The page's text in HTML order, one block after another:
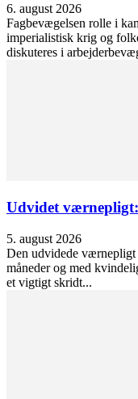
6. august 2026
Fagbevægelsen rolle i
imperialistisk krig og
diskuteres i
Udvidet
5. august 2026
Den udvidede værnepligt
måneder og med
et vigtigt skridt...